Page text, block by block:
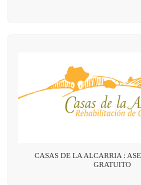
CASAS DE LA ALCARRIA :
GRATUITO